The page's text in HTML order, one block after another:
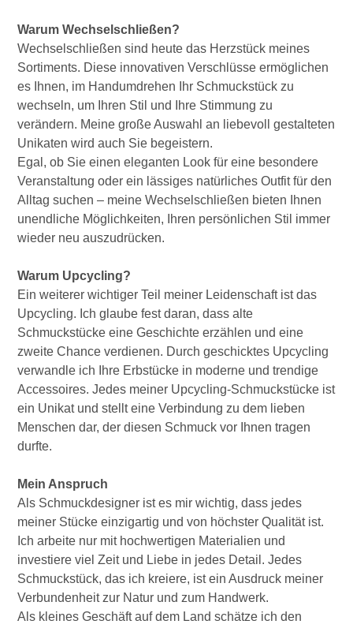
Warum Wechselschließen?
Wechselschließen sind heute das Herzstück meines
Sortiments. Diese innovativen Verschlüsse ermöglichen
es Ihnen, im Handumdrehen Ihr Schmuckstück zu
wechseln, um Ihren Stil und Ihre Stimmung zu
verändern. Meine große Auswahl an liebevoll gestalteten
Unikaten wird auch Sie begeistern.
Egal, ob Sie einen eleganten Look für eine besondere
Veranstaltung oder ein lässiges natürliches Outfit für den
Alltag suchen – meine Wechselschließen bieten Ihnen
unendliche Möglichkeiten, Ihren persönlichen Stil immer
wieder neu auszudrücken.
Warum Upcycling?
Ein weiterer wichtiger Teil meiner Leidenschaft ist das
Upcycling. Ich glaube fest daran, dass alte
Schmuckstücke eine Geschichte erzählen und eine
zweite Chance verdienen. Durch geschicktes Upcycling
verwandle ich Ihre Erbstücke in moderne und trendige
Accessoires. Jedes meiner Upcycling-Schmuckstücke ist
ein Unikat und stellt eine Verbindung zu dem lieben
Menschen dar, der diesen Schmuck vor Ihnen tragen
durfte.
Mein Anspruch
Als Schmuckdesigner ist es mir wichtig, dass jedes
meiner Stücke einzigartig und von höchster Qualität ist.
Ich arbeite nur mit hochwertigen Materialien und
investiere viel Zeit und Liebe in jedes Detail. Jedes
Schmuckstück, das ich kreiere, ist ein Ausdruck meiner
Verbundenheit zur Natur und zum Handwerk.
Als kleines Geschäft auf dem Land schätze ich den